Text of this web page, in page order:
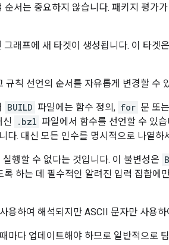
서는 중요하지 않습니다. 패키지 평가가
래프에 새 타겟이 생성됩니다. 이 타겟
규칙 선언의 순서를 자유롭게 변경할 수
BUILD 파일에는 함수 정의, for 문 또는
신 .bzl 파일에서 함수를 선언할 수 있
다. 대신 모든 인수를 명시적으로 나열하
행할 수 없다는 것입니다. 이 불변성은
하는 데 필수적인 알려진 입력 집합에
용하여 해석되지만 ASCII 문자만 사용하
마다 업데이트해야 하므로 일반적으로